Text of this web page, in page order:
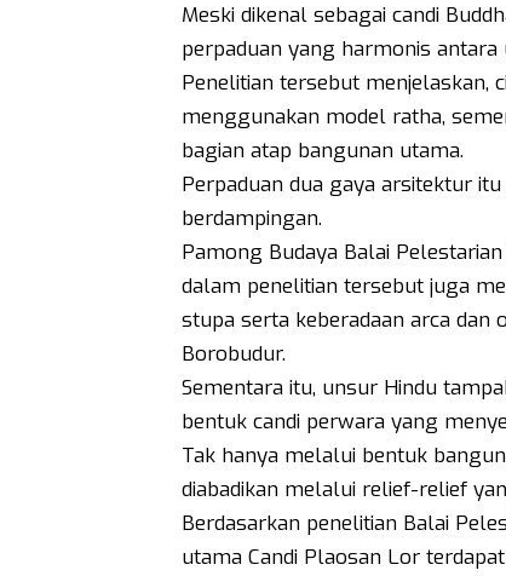
Meski dikenal sebagai candi
perpaduan yang harmonis antara
Penelitian tersebut menjelaskan,
menggunakan model ratha,
bagian atap bangunan utama.
Perpaduan dua gaya arsitektur
berdampingan.
Pamong Budaya Balai
dalam penelitian tersebut juga
stupa serta keberadaan arca dan
Borobudur.
Sementara itu, unsur Hindu
bentuk candi perwara yang
Tak hanya melalui bentuk
diabadikan melalui relief-relief
Berdasarkan penelitian Balai
utama Candi Plaosan Lor